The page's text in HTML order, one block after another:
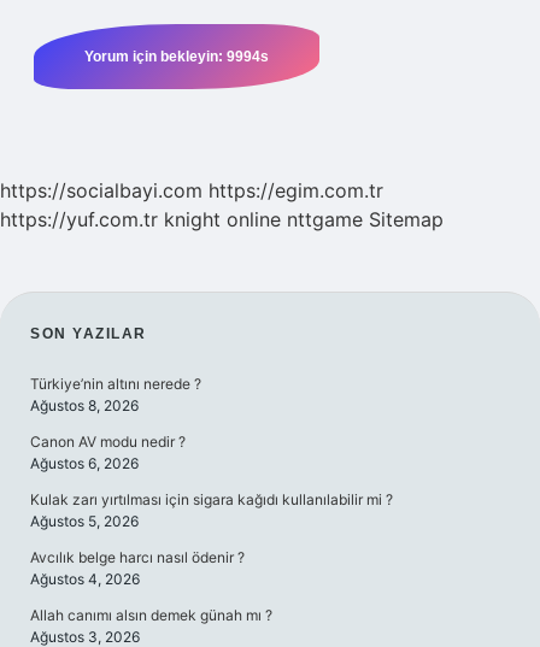
https://socialbayi.com https://egim.com.tr
https://yuf.com.tr knight online nttgame Sitemap
SIDEBAR
SON YAZILAR
Türkiye’nin altını nerede ?
Ağustos 8, 2026
Canon AV modu nedir ?
Ağustos 6, 2026
Kulak zarı yırtılması için sigara kağıdı kullanılabilir mi ?
Ağustos 5, 2026
Avcılık belge harcı nasıl ödenir ?
Ağustos 4, 2026
Allah canımı alsın demek günah mı ?
Ağustos 3, 2026